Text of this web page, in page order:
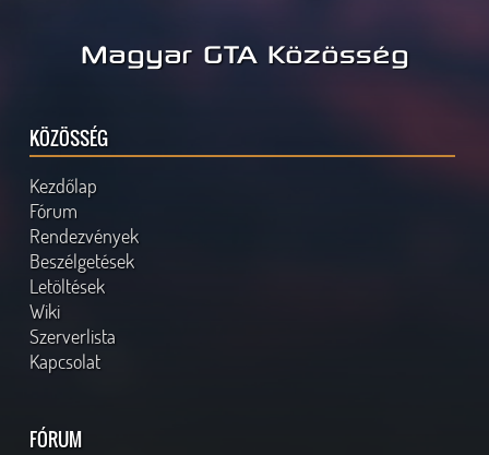
Magyar GTA Közösség
KÖZÖSSÉG
Kezdőlap
Fórum
Rendezvények
Beszélgetések
Letöltések
Wiki
Szerverlista
Kapcsolat
FÓRUM